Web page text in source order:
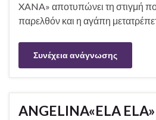
XANA» αποτυπώνει τη στιγμή που
παρελθόν και η αγάπη
Συνέχεια ανάγνωσης
ANGELINA«ELA ELA»